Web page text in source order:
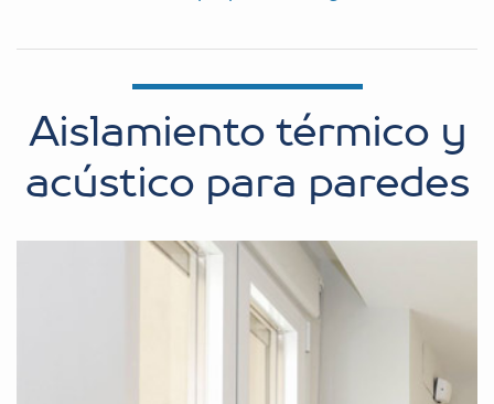
Aislamiento térmico y
acústico para paredes